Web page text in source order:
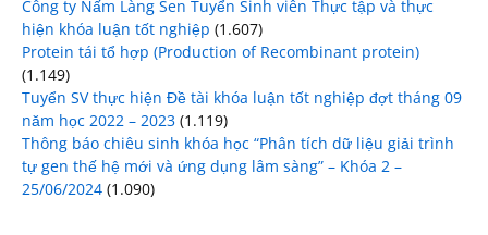
Công ty Nấm Làng Sen Tuyển Sinh viên Thực tập và thực
hiện khóa luận tốt nghiệp (1.607)
Protein tái tổ hợp (Production of Recombinant protein)
(1.149)
Tuyển SV thực hiện Đề tài khóa luận tốt nghiệp đợt tháng 09
năm học 2022 – 2023 (1.119)
Thông báo chiêu sinh khóa học “Phân tích dữ liệu giải trình
tự gen thế hệ mới và ứng dụng lâm sàng” – Khóa 2 –
25/06/2024 (1.090)